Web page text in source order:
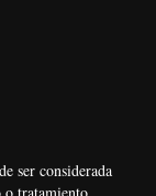
ser considerada
o tratamiento